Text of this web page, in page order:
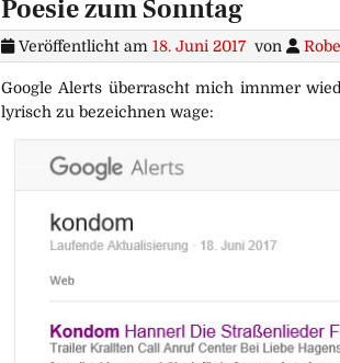
Poesie zum Sonntag
Veröffentlicht am 18. Juni 2017 von
Google Alerts überrascht mich imnmer
lyrisch zu bezeichnen wage: